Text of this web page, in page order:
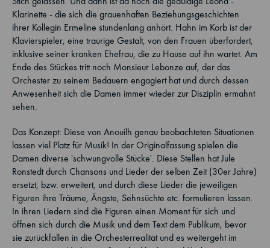
Klarinette - die sich die grauenhaften Beziehungsgeschichten
ihrer Kollegin Ermeline stundenlang anhört. Hahn im Korb ist der
Klavierspieler, eine traurige Gestalt, von den Frauen überfordert,
inklusive seiner kranken Ehefrau, die zu Hause auf ihn wartet. Am
Ende des Stückes tritt noch Monsieur Lebonze auf, der das
Orchester zu seinem Bedauern engagiert hat und durch dessen
Anwesenheit sich die Damen immer wieder zur Disziplin ermahnt
sehen.
Das Konzept: Diese von Anouilh genau beobachteten Situationen
lassen viel Platz für Musik! In der Originalfassung spielen die
Damen diverse 'schwungvolle Stücke'. Diese Stellen hat Jule
Ronstedt durch Chansons und Lieder der selben Zeit (30er Jahre)
ersetzt, bzw. erweitert, und durch diese Lieder die jeweiligen
Figuren ihre Träume, Ängste, Sehnsüchte etc. formulieren lassen.
In ihren Liedern sind die Figuren einen Moment für sich und
öffnen sich durch die Musik und dem Text dem Publikum, bevor
sie zurückfallen in die Orchesterrealität und es weitergeht im